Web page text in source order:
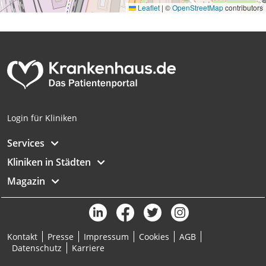
Leaflet | ©OpenStreetMapcontributors
Login für Kliniken
Services
Kliniken in Städten
Magazin
Kontakt Presse Impressum Cookies
AGB
Datenschutz
Karriere
oder Kombinationen von Daten aus
Entwicklung und Verbesserung der
Angebote
Verwendung genauer Standortdaten
Informationen identifizieren
Nicht-IAB-Verarbeitungszwecke:
Performance